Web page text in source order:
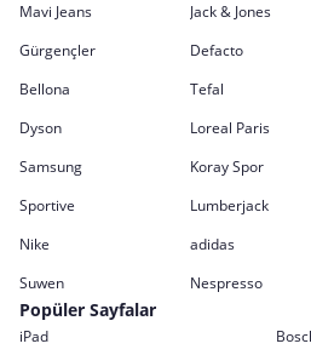
Mavi Jeans
Jack & Jones
Gürgençler
Defacto
Bellona
Tefal
Dyson
Loreal Paris
Samsung
Koray Spor
Sportive
Lumberjack
Nike
adidas
Suwen
Nespresso
Popüler Sayfalar
iPad